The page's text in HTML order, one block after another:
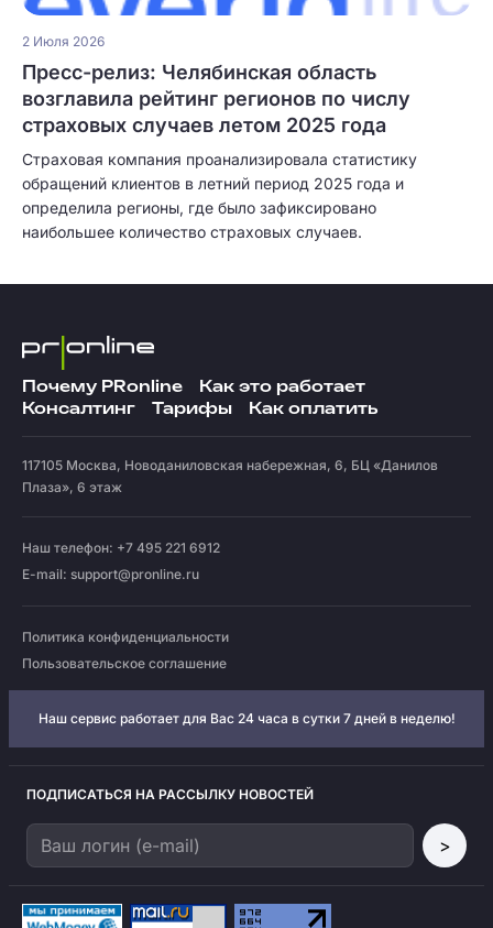
2 Июля 2026
Пресс-релиз: Челябинская область
возглавила рейтинг регионов по числу
страховых случаев летом 2025 года
Страховая компания проанализировала статистику
обращений клиентов в летний период 2025 года и
определила регионы, где было зафиксировано
наибольшее количество страховых случаев.
Почему PRonline
Как это работает
Консалтинг
Тарифы Как оплатить
117105 Москва, Новоданиловская набережная, 6, БЦ «Данилов
Плаза», 6 этаж
Наш телефон: +7 495 221 6912
E-mail: support@pronline.ru
Политика конфиденциальности
Пользовательское соглашение
Наш сервис работает для Вас 24 часа в сутки 7 дней в неделю!
ПОДПИСАТЬСЯ НА РАССЫЛКУ НОВОСТЕЙ